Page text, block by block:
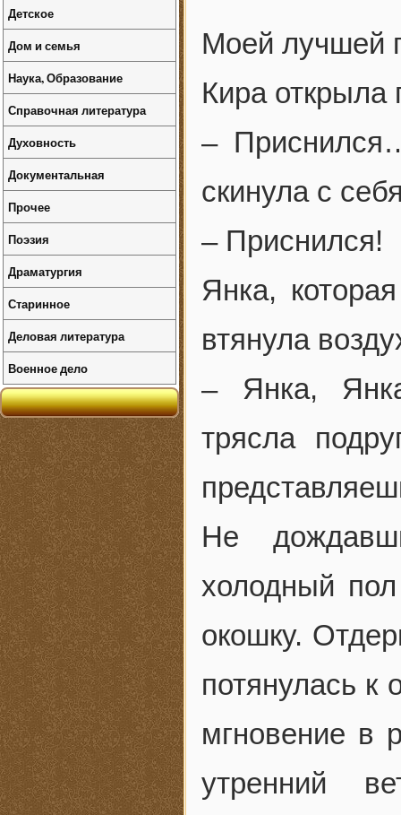
Моей лучшей
Кира открыла
–
скинула с
– Приснился!
Янка,
втянула
– Янка,
трясла
Не
холодный
окошку.
потянулась к
мгновение в
утренний
Детское
Дом и семья
Наука, Образование
Справочная литература
Духовность
Документальная
Прочее
Поэзия
Драматургия
Старинное
Деловая литература
Военное дело